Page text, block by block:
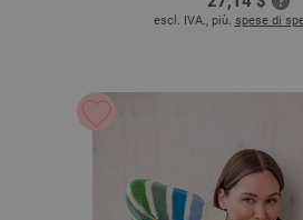
escl. IVA., più. spese di